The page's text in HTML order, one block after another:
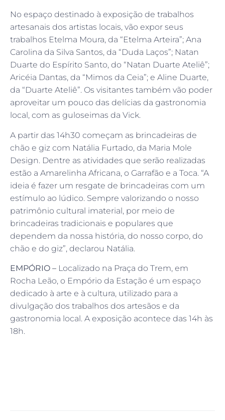
No espaço destinado à exposição de trabalhos
artesanais dos artistas locais, vão expor seus
trabalhos Etelma Moura, da “Etelma Arteira”; Ana
Carolina da Silva Santos, da “Duda Laços”; Natan
Duarte do Espírito Santo, do “Natan Duarte Ateliê”;
Aricéia Dantas, da “Mimos da Ceia”; e Aline Duarte,
da “Duarte Ateliê”. Os visitantes também vão poder
aproveitar um pouco das delícias da gastronomia
local, com as guloseimas da Vick.
A partir das 14h30 começam as brincadeiras de
chão e giz com Natália Furtado, da Maria Mole
Design. Dentre as atividades que serão realizadas
estão a Amarelinha Africana, o Garrafão e a Toca. “A
ideia é fazer um resgate de brincadeiras com um
estímulo ao lúdico. Sempre valorizando o nosso
patrimônio cultural imaterial, por meio de
brincadeiras tradicionais e populares que
dependem da nossa história, do nosso corpo, do
chão e do giz”, declarou Natália.
EMPÓRIO – Localizado na Praça do Trem, em
Rocha Leão, o Empório da Estação é um espaço
dedicado à arte e à cultura, utilizado para a
divulgação dos trabalhos dos artesãos e da
gastronomia local. A exposição acontece das 14h às
18h.